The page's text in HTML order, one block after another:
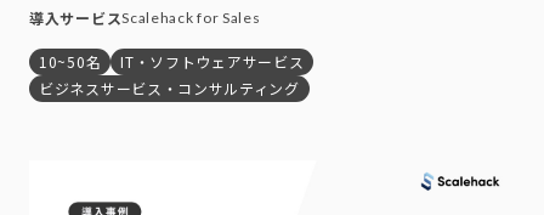
導入サービスScalehack for Sales
10~50名
IT・ソフトウェアサービス
ビジネスサービス・コンサルティング